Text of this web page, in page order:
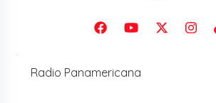
Radio Panamericana